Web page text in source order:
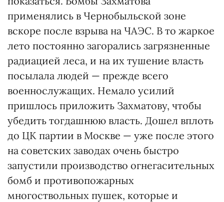
применялись в Чернобыльской зоне
вскоре после взрыва на ЧАЭС. В то жаркое
лето постоянно загорались загрязненные
радиацией леса, и на их тушение власть
посылала людей — прежде всего
военнослужащих. Немало усилий
пришлось приложить Захматову, чтобы
убедить тогдашнюю власть. Дошел вплоть
до ЦК партии в Москве — уже после этого
на советских заводах очень быстро
запустили производство огнегасительных
бомб и противопожарных
многоствольных пушек, которые и